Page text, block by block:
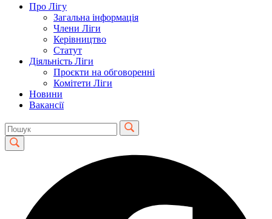
Про Лігу
Загальна інформація
Члени Ліги
Керівництво
Статут
Діяльність Ліги
Проєкти на обговоренні
Комітети Ліги
Новини
Вакансії